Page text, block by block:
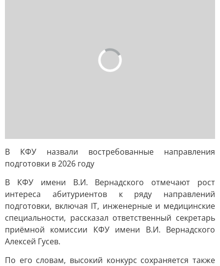
В КФУ назвали востребованные направления
подготовки в 2026 году
В КФУ имени В.И. Вернадского отмечают рост
интереса абитуриентов к ряду направлений
подготовки, включая IT, инженерные и медицинские
специальности, рассказал ответственный секретарь
приёмной комиссии КФУ имени В.И. Вернадского
Алексей Гусев.
По его словам, высокий конкурс сохраняется также